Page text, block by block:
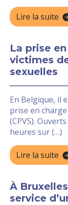
Lire la suite
La prise
victimes
sexuelles
En Belgique, il
prise en
(CPVS).
heures sur (…)
Lire la suite
À
service